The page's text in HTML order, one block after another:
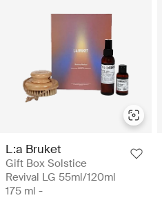
L:a Bruket
Gift Box Solstice
Revival LG 55ml/120ml
175 ml -